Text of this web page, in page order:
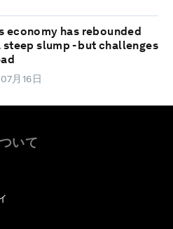
economy has rebounded
steep slump - but challenges
月16日
いて